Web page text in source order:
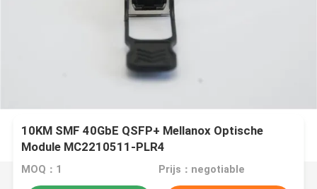
10KM SMF 40GbE QSFP+ Mellanox Optische
Module MC2210511-PLR4
MOQ：1 Prijs：negotiable